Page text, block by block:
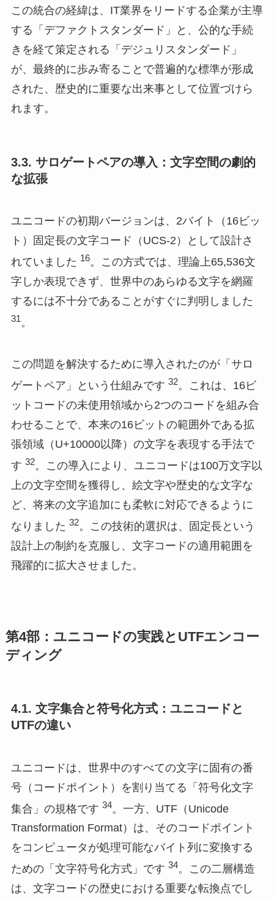
この統合の経緯は、IT業界をリードする企業が主導
する「デファクトスタンダード」と、公的な手続
きを経て策定される「デジュリスタンダード」
が、最終的に歩み寄ることで普遍的な標準が形成
された、歴史的に重要な出来事として位置づけら
れます。
3.3. サロゲートペアの導入：文字空間の劇的
な拡張
ユニコードの初期バージョンは、2バイト（16ビッ
ト）固定長の文字コード（UCS-2）として設計さ
れていました 16。この方式では、理論上65,536文
字しか表現できず、世界中のあらゆる文字を網羅
するには不十分であることがすぐに判明しました
31。
この問題を解決するために導入されたのが「サロ
ゲートペア」という仕組みです 32。これは、16ビ
ットコードの未使用領域から2つのコードを組み合
わせることで、本来の16ビットの範囲外である拡
張領域（U+10000以降）の文字を表現する手法で
す 32。この導入により、ユニコードは100万文字以
上の文字空間を獲得し、絵文字や歴史的な文字な
ど、将来の文字追加にも柔軟に対応できるように
なりました 32。この技術的選択は、固定長という
設計上の制約を克服し、文字コードの適用範囲を
飛躍的に拡大させました。
第4部：ユニコードの実践とUTFエンコー
ディング
4.1. 文字集合と符号化方式：ユニコードと
UTFの違い
ユニコードは、世界中のすべての文字に固有の番
号（コードポイント）を割り当てる「符号化文字
集合」の規格です 34。一方、UTF（Unicode
Transformation Format）は、そのコードポイント
をコンピュータが処理可能なバイト列に変換する
ための「文字符号化方式」です 34。この二層構造
は、文字コードの歴史における重要な転換点でし